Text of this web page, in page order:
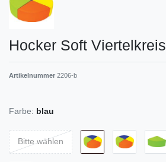
Hocker Soft Viertelkreis
Artikelnummer 2206-b
Farbe: blau
Bitte wählen